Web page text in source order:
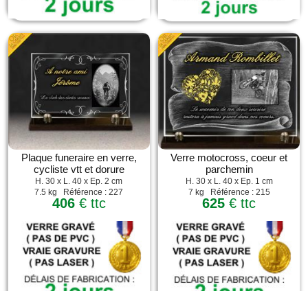
Plaque funeraire en verre,
cycliste vtt et dorure
H. 30 x L. 40 x Ep. 2 cm
7.5 kg Référence : 227
406€ ttc
Verre motocross, coeur et
parchemin
H. 30 x L. 40 x Ep. 1 cm
7 kg Référence : 215
625 € ttc